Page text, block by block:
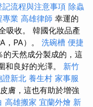
記流程與注意事項 除蟲
專業 高雄律師 幸運的
吸收。 韓國化妝品產
，PA）。 洗碗槽 便捷
天然成分製成的，這
和良好的光澤。 新竹
證新北 養生村 家事服
膚，這也有助於增強
高雄搬家 宜蘭外燴 新